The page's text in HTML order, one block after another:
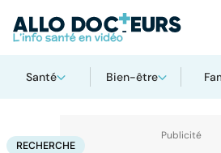
Santé Bien-être
AccueilSantéMaladies Recherche
RECHERCHE